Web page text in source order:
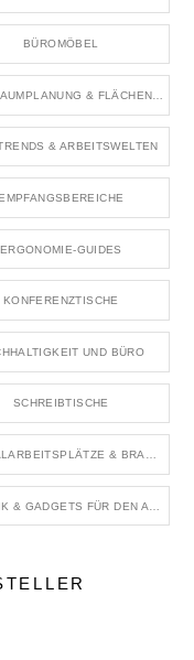
BÜROMÖBEL
& ARBEITSWELTEN
ERGONOMIE-GUIDES
KONFERENZTISCHE
UND BÜRO
SCHREIBTISCHE